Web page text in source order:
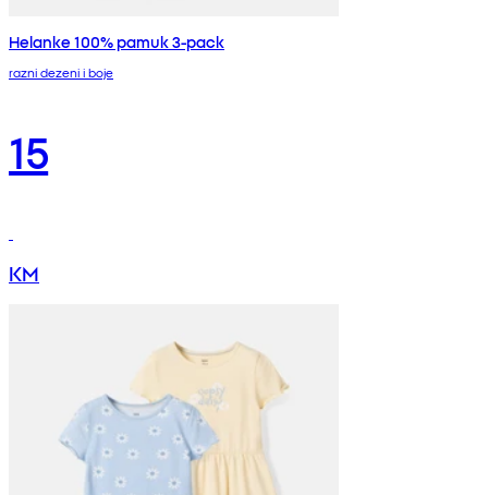
Helanke 100% pamuk 3-pack
razni dezeni i boje
15
KM